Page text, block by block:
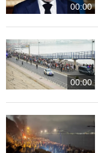
00:00
00:00